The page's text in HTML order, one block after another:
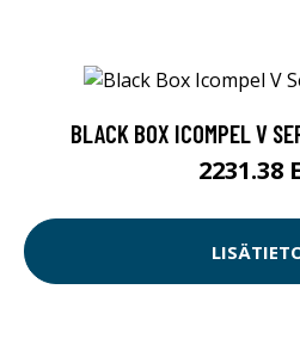
BLACK BOX ICOMPEL V
2231.38